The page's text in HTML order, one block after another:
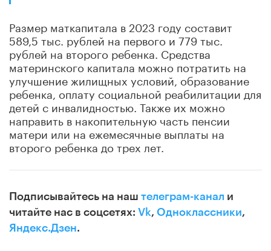
Размер маткапитала в 2023 году составит
589,5 тыс. рублей на первого и 779 тыс.
рублей на второго ребенка. Средства
материнского капитала можно потратить на
улучшение жилищных условий, образование
ребенка, оплату социальной реабилитации для
детей с инвалидностью. Также их можно
направить в накопительную часть пенсии
матери или на ежемесячные выплаты на
второго ребенка до трех лет.
Подписывайтесь на наш телеграм-канал и
читайте нас в соцсетях: Vk, Одноклассники,
Яндекс.Дзен.